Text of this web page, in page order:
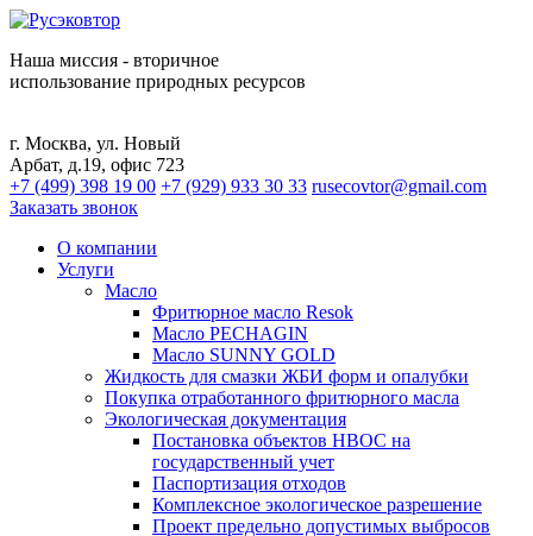
Наша миссия - вторичное
использование природных ресурсов
г. Москва, ул. Новый
Арбат, д.19, офис 723
+7 (499) 398 19 00 +7 (929) 933 30 33 rusecovtor@gmail.com
Заказать звонок
О компании
Услуги
Масло
Фритюрное масло Resok
Масло PECHAGIN
Масло SUNNY GOLD
Жидкость для смазки ЖБИ форм и опалубки
Покупка отработанного фритюрного масла
Экологическая документация
Постановка объектов НВОС на
государственный учет
Паспортизация отходов
Комплексное экологическое разрешение
Проект предельно допустимых выбросов